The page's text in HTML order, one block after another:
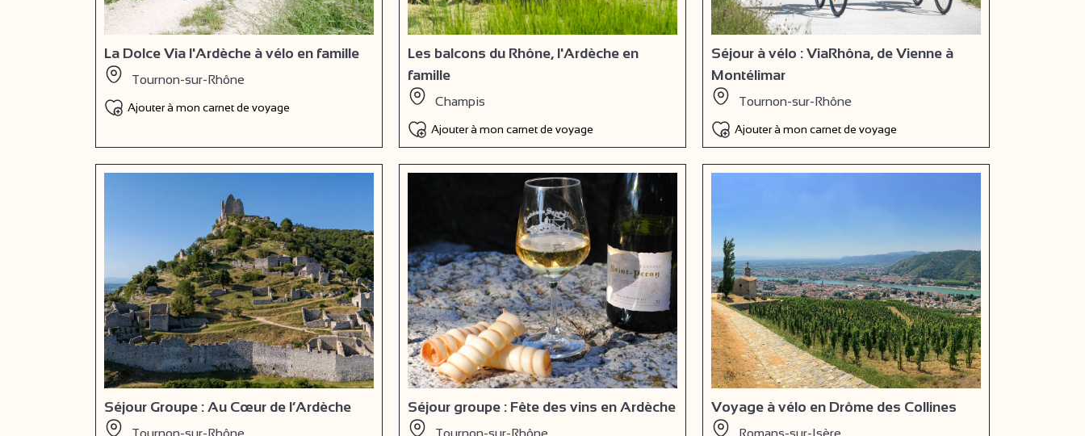
La Dolce Via l'Ardèche à vélo en famille
Tournon-sur-Rhône
Ajouter à mon carnet de voyage
Les balcons du Rhône, l'Ardèche en
famille
Champis
Ajouter à mon carnet de voyage
Séjour à vélo : ViaRhôna, de Vienne à
Montélimar
Tournon-sur-Rhône
Ajouter à mon carnet de voyage
Séjour Groupe : Au Cœur de l’Ardèche Séjour groupe : Fête des vins en Ardèche Voyage à vélo en Drôme des Collines